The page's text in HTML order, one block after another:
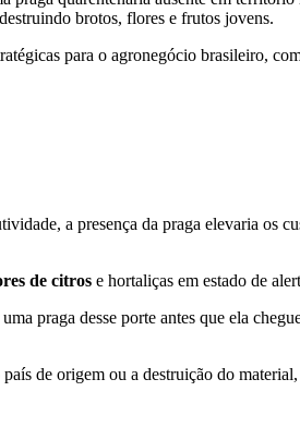
brotos, flores e frutos jovens.
para o agronegócio brasileiro,
a presença da praga elevaria os
de citros e hortaliças em estado de
praga desse porte antes que ela
de origem ou a destruição do